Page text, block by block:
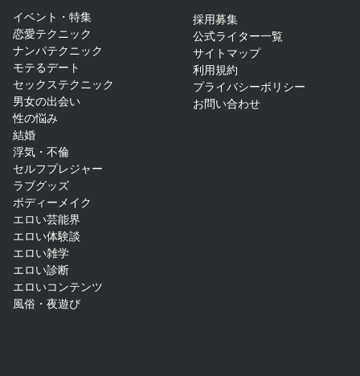
イベント・特集
恋愛テクニック
ナンパテクニック
モテるデート
セックステクニック
男女の出会い
性の悩み
結婚
浮気・不倫
セルフプレジャー
ラブグッズ
ボディーメイク
エロい芸能界
エロい体験談
エロい雑学
エロい診断
エロいコンテンツ
風俗・夜遊び
採用募集
公式ライター一覧
サイトマップ​
利用規約
プライバシーポリシー
お問い合わせ